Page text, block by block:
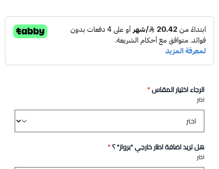
الرجاء اختيار المقاس*
اختر
هل تريد اضافة اطار خارجي "برواز" ؟*
اختر